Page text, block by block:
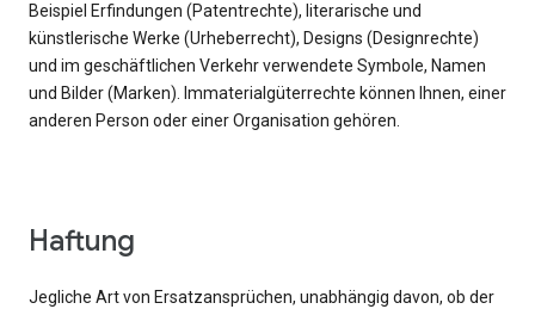
Beispiel Erfindungen (Patentrechte), literarische und
künstlerische Werke (Urheberrecht), Designs (Designrechte)
und im geschäftlichen Verkehr verwendete Symbole, Namen
und Bilder (Marken). Immaterialgüterrechte können Ihnen, einer
anderen Person oder einer Organisation gehören.
Haftung
Jegliche Art von Ersatzansprüchen, unabhängig davon, ob der